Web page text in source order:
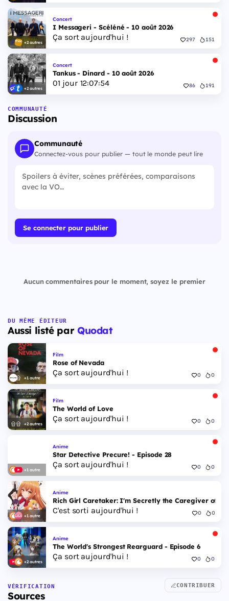
+2 autres
Concert
I Messageri - Scéléné - 10 août 2026
Ça sort aujourd'hui ! 297 151
+2 autres
Concert
Tankus - Dinard - 10 août 2026
01 jour 12:07:53 86 191
COMMUNAUTÉ
Discussion
Communauté
Connectez-vous pour publier — tout le monde peut lire
Se connecter pour publier
Aucun commentaires pour le moment, soyez le premier
DU MÊME ÉDITEUR
Aussi listé par Quodat
+1 autre
Film
Rose of Nevada
Ça sort aujourd'hui ! 0 0
+2 autres
Film
The World of Love
Ça sort aujourd'hui ! 0 0
+1 autre
Anime
Star Detective Precure! - Episode 28
Ça sort aujourd'hui ! 0 0
+1 autre
Anime
Rich Girl Caretaker: I'm Secretly the Caregiver of
C'est sorti aujourd'hui ! 0 0
+2 autres
Anime
The World's Strongest Rearguard - Episode 6
Ça sort aujourd'hui ! 0 0
VÉRIFICATION
Sources
CONTRIBUER